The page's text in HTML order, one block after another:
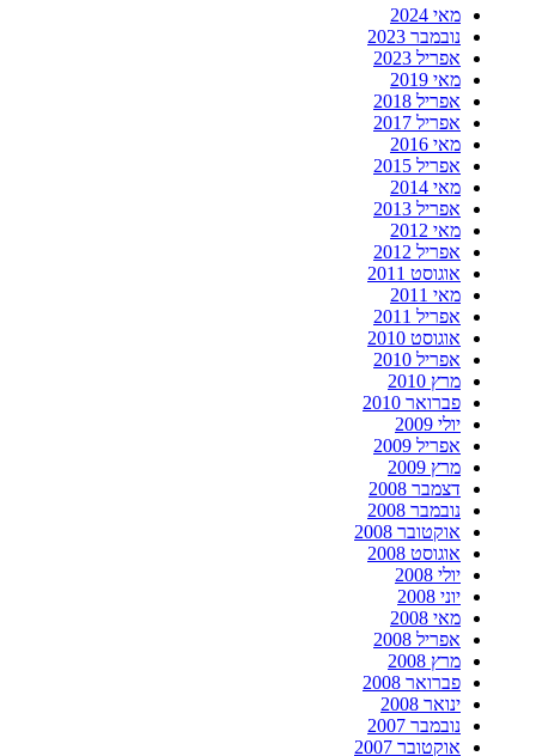
מאי 2024
נובמבר 2023
אפריל 2023
מאי 2019
אפריל 2018
אפריל 2017
מאי 2016
אפריל 2015
מאי 2014
אפריל 2013
מאי 2012
אפריל 2012
אוגוסט 2011
מאי 2011
אפריל 2011
אוגוסט 2010
אפריל 2010
מרץ 2010
פברואר 2010
יולי 2009
אפריל 2009
מרץ 2009
דצמבר 2008
נובמבר 2008
אוקטובר 2008
אוגוסט 2008
יולי 2008
יוני 2008
מאי 2008
אפריל 2008
מרץ 2008
פברואר 2008
ינואר 2008
נובמבר 2007
אוקטובר 2007